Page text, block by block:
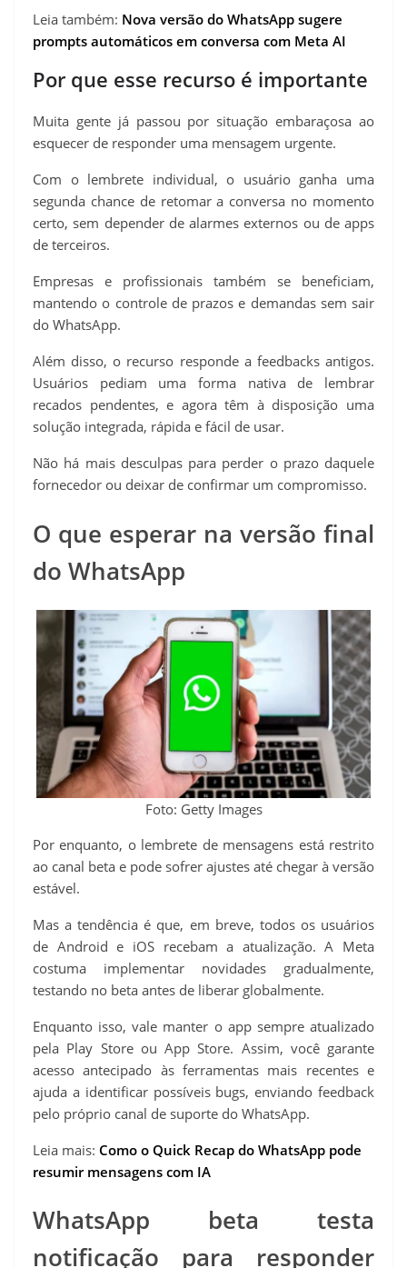
Leia também: Nova versão do WhatsApp sugere
prompts automáticos em conversa com Meta AI
Por que esse recurso é importante
Muita gente já passou por situação embaraçosa ao
esquecer de responder uma mensagem urgente.
Com o lembrete individual, o usuário ganha uma
segunda chance de retomar a conversa no momento
certo, sem depender de alarmes externos ou de apps
de terceiros.
Empresas e profissionais também se beneficiam,
mantendo o controle de prazos e demandas sem sair
do WhatsApp.
Além disso, o recurso responde a feedbacks antigos.
Usuários pediam uma forma nativa de lembrar
recados pendentes, e agora têm à disposição uma
solução integrada, rápida e fácil de usar.
Não há mais desculpas para perder o prazo daquele
fornecedor ou deixar de confirmar um compromisso.
O que esperar na versão final
do WhatsApp
Foto: Getty Images
Por enquanto, o lembrete de mensagens está restrito
ao canal beta e pode sofrer ajustes até chegar à versão
estável.
Mas a tendência é que, em breve, todos os usuários
de Android e iOS recebam a atualização. A Meta
costuma implementar novidades gradualmente,
testando no beta antes de liberar globalmente.
Enquanto isso, vale manter o app sempre atualizado
pela Play Store ou App Store. Assim, você garante
acesso antecipado às ferramentas mais recentes e
ajuda a identificar possíveis bugs, enviando feedback
pelo próprio canal de suporte do WhatsApp.
Leia mais: Como o Quick Recap do WhatsApp pode
resumir mensagens com IA
WhatsApp beta testa
notificação para responder